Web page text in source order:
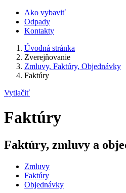
Ako vybaviť
Odpady
Kontakty
Úvodná stránka
Zverejňovanie
Zmluvy, Faktúry, Objednávky
Faktúry
Vytlačiť
Faktúry
Faktúry, zmluvy a
Zmluvy
Faktúry
Objednávky